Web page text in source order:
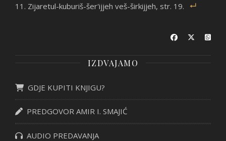
Zijaretul-kuburiš-šer'ijjeh veš-širkijjeh, str. 19.
IZDVAJAMO
GDJE KUPITI KNJIGU?
PREDGOVOR AMIR I. SMAJIĆ
AUDIO PREDAVANJA